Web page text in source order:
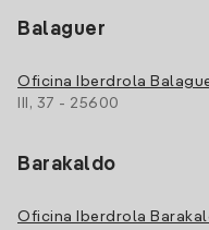
Balaguer
Oficina Iberdrola
III, 37 - 25600
Barakaldo
Oficina Iberdrola